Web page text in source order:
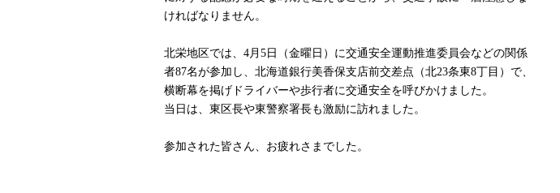
ければなりません。
北栄地区では、4月5日（金曜日）に交通安全運動推進委員会などの関係
者87名が参加し、北海道銀行美香保支店前交差点（北23条東8丁目）で、
横断幕を掲げドライバーや歩行者に交通安全を呼びかけました。
当日は、東区長や東警察署長も激励に訪れました。
参加された皆さん、お疲れさまでした。